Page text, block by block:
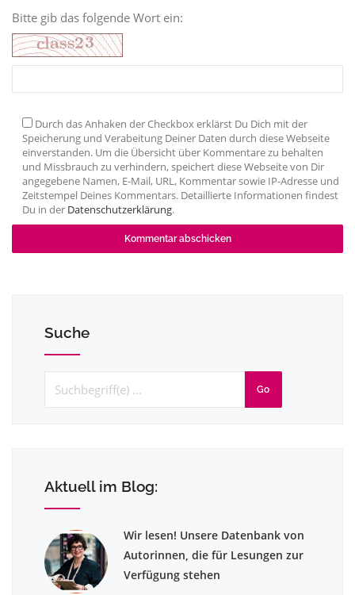
Bitte gib das folgende Wort ein:
Durch das Anhaken der Checkbox erklärst Du Dich mit der
Speicherung und Verabeitung Deiner Daten durch diese Webseite
einverstanden. Um die Übersicht über Kommentare zu behalten
und Missbrauch zu verhindern, speichert diese Webseite von Dir
angegebene Namen, E-Mail, URL, Kommentar sowie IP-Adresse und
Zeitstempel Deines Kommentars. Detaillierte Informationen findest
Du in der Datenschutzerklärung.
Suche
Go
Aktuell im Blog:
Wir lesen! Unsere Datenbank von
Autorinnen, die für Lesungen zur
Verfügung stehen